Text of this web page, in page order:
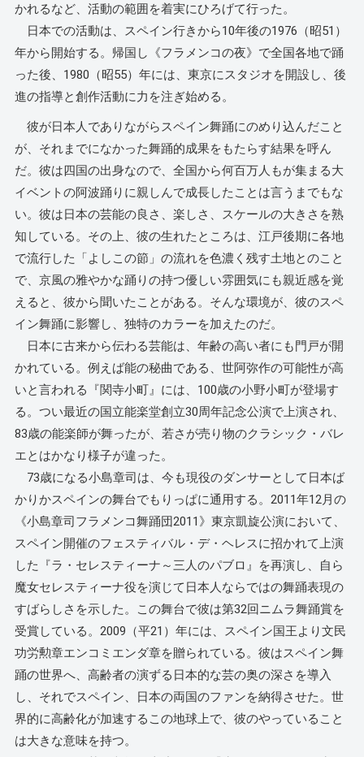
かれるなど、活動の範囲を着実にひろげて行った。
日本での活動は、スペイン行きから10年後の1976（昭51）
年から開始する。帰国し《フラメンコの夜》で全国各地で踊
った後、1980（昭55）年には、東京にスタジオを開設し、後
進の指導と創作活動に力を注ぎ始める。
彼が日本人でありながらスペイン舞踊にのめり込んだこと
が、それまでになかった舞踊的成果をもたらす結果を呼ん
だ。彼は四国の出身なので、全国から何百万人もが集まる大
イベントの阿波踊りに親しんで成長したことは言うまでもな
い。彼は日本の芸能の良さ、楽しさ、スケールの大きさを熟
知している。その上、彼の生れたところは、江戸後期に各地
で流行した「よしこの節」の流れを色濃く残す土地とのこと
で、京風の雅やかな踊りの持つ優しい雰囲気にも親近感を覚
えると、彼から聞いたことがある。そんな環境が、彼のスペ
イン舞踊に影響し、独特のカラーを加えたのだ。
日本に古来から伝わる芸能は、年齢の高い者にも門戸が開
かれている。例えば能の秘曲である、世阿弥作の可能性が高
いと言われる『関寺小町』には、100歳の小野小町が登場す
る。つい最近の国立能楽堂創立30周年記念公演で上演され、
83歳の能楽師が舞ったが、若さが売り物のクラシック・バレ
エとはかなり様子が違った。
73歳になる小島章司は、今も現役のダンサーとして日本ば
かりかスペインの舞台でもりっぱに通用する。2011年12月の
《小島章司フラメンコ舞踊団2011》東京凱旋公演において、
スペイン開催のフェスティバル・デ・ヘレスに招かれて上演
した『ラ・セレスティーナ～三人のパブロ』を再演し、自ら
魔女セレスティーナ役を演じて日本人ならではの舞踊表現の
すばらしさを示した。この舞台で彼は第32回ニムラ舞踊賞を
受賞している。2009（平21）年には、スペイン国王より文民
功労勲章エンコミエンダ章を贈られている。彼はスペイン舞
踊の世界へ、高齢者の演ずる日本的な芸の奥の深さを導入
し、それでスペイン、日本の両国のファンを納得させた。世
界的に高齢化が加速するこの地球上で、彼のやっていること
は大きな意味を持つ。